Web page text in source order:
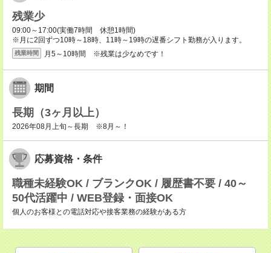
残業少
09:00～17:00(実働7時間 休憩1時間)
※月に2回ずつ10時～18時、11時～19時の遅番シフト勤務が入ります。
残業時間 月5～10時間 ※残業は少なめです！
期間
長期（3ヶ月以上）
2026年08月上旬～長期 ※8月～！
応募資格・条件
職種未経験OK / ブランクOK / 履歴書不要 / 40～
50代活躍中 / WEB登録・面接OK
個人のお客様との電話対応や接客業務の経験がある方